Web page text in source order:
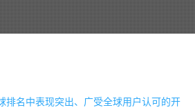
排名中表现突出、广受全球用户认可的开